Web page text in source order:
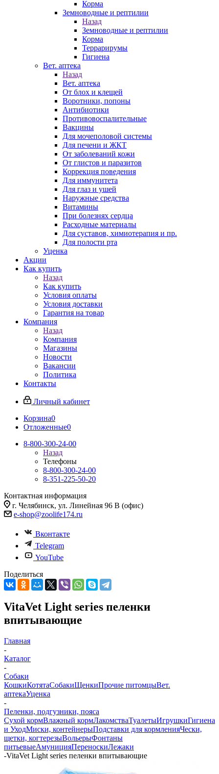
Корма
Земноводные и рептилии
Назад
Земноводные и рептилии
Корма
Террарирумы
Гигиена
Вет. аптека
Назад
Вет. аптека
От блох и клещей
Воротники, попоны
Антибиотики
Противовоспалительные
Вакцины
Для мочеполовой системы
Для печени и ЖКТ
От заболеваний кожи
От глистов и паразитов
Коррекция поведения
Для иммунитета
Для глаз и ушей
Наружные средства
Витамины
При болезнях сердца
Расходные материалы
Для суставов, химиотерапия и пр.
Для полости рта
Уценка
Акции
Как купить
Назад
Как купить
Условия оплаты
Условия доставки
Гарантия на товар
Компания
Назад
Компания
Магазины
Новости
Вакансии
Политика
Контакты
Личный кабинет
Корзина0
Отложенные0
8-800-300-24-00
Назад
Телефоны
8-800-300-24-00
8-351-225-50-20
Контактная информация
г. Челябинск, ул. Линейная 96 В (офис)
e-shop@zoolife174.ru
Вконтакте
Telegram
YouTube
Поделиться
VitaVet Light series пеленки
впитывающие
Главная
-
Каталог
-
Собаки
КошкиКотятаСобакиЩенкиПрочие питомцыВет.
аптекаУценка
-
Пеленки, подгузники, пояса
Сухой кормВлажный кормЛакомстваТуалетыИгрушкиГигиена
и УходМиски, контейнерыПодставки для кормленияЧески,
щетки, когтерезыВольерыФонтаны
питьевыеАмуницияПереноскиЛежаки
-VitaVet Light series пеленки впитывающие